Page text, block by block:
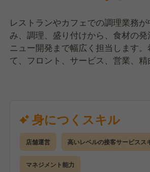
レストランやカフェでの調理業務
み、調理、盛り付けから、食材の
ニュー開発まで幅広く担当します
て、フロント、サービス、営業、
身につくスキル
店舗運営 高いレベルの接客サービスス
マネジメント能力